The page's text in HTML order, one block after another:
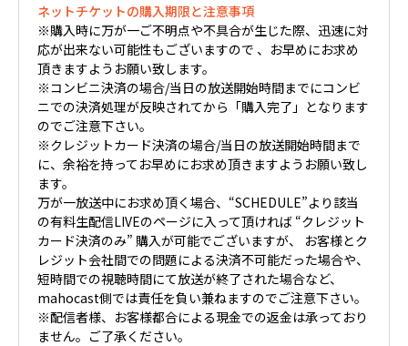
ネットチケットの購入期限と注意事項
※購入時に万が一ご不明点や不具合が生じた際、迅速に対
応が出来ない可能性もございますので 、お早めにお求め
頂きますようお願い致します。
※コンビニ決済の場合/当日の放送開始時間までにコンビ
ニでの決済処理が反映されてから「購入完了」となります
のでご注意下さい。
※クレジットカード決済の場合/当日の放送開始時間まで
に、余裕を持ってお早めにお求め頂きますようお願い致し
ます。
万が一放送中にお求め頂く場合、“SCHEDULE”より該当
の有料生配信LIVEのページに入って頂ければ “クレジット
カード決済のみ” 購入が可能でございますが、 お客様とク
レジット会社間での問題による決済不可能だった場合や、
短時間での視聴時間にて放送が終了された場合など、
mahocast側では責任を負い兼ねますのでご注意下さい。
※配信者様、お客様都合による現金での返金は承っており
ません。ご了承ください。